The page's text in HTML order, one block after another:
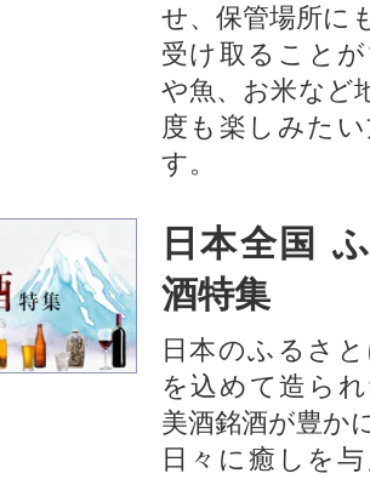
せ、保管場所に
受け取ること
や魚、お米など
度も楽しみた
す。
日本全国
酒特集
日本のふるさ
を込めて造ら
美酒銘酒が豊か
日々に癒しを